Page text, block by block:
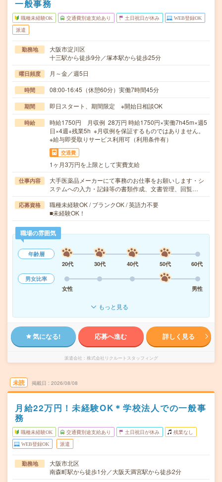
一般事務
職種未経験OK 交通費別途支給あり 土日祝日が休み WEB登録OK
派遣
勤務地
大阪市淀川区
十三駅から徒歩9分／塚本駅から徒歩25分
曜日頻度 月～金／週5日
時間 08:00-16:45（休憩60分）実働7時間45分
期間 即日スタート、期間限定 ※開始日相談OK
時給
時給1750円 月収例 28万円 時給1750円×実働7h45m×週5
日×4週+残業5h ※月収例を保証するものではありません。
※給与即受取りサービス利用可（利用条件有）
交通費
1ヶ月3万円を上限として実費支給
仕事内容
大手医薬品メーカーにて事務のお仕事をお願いします・シ
ステムへの入力・記録等の書類作成、文書管理、回覧…
応募資格
職種未経験OK / ブランクOK / 英語力不要
■未経験OK！
職場の雰囲気
年齢層
20代
30代 40代 50代
60代
男女比率
女性
男性
もっと見る
気になる! 応募へ進む 詳しく見る
派遣会社 株式会社リクルートスタッフィング
未読 掲載日 2026/08/08
月給22万円！未経験OK＊学校法人での一般事
務
職種未経験OK 交通費別途支給あり 土日祝日が休み 残業なし
WEB登録OK 派遣
勤務地
大阪市北区
南森町駅から徒歩1分／大阪天満宮駅から徒歩2分